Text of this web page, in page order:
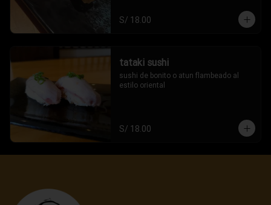
S/ 18.00
tataki sushi
sushi de bonito o atun flambeado al
estilo oriental
S/ 18.00